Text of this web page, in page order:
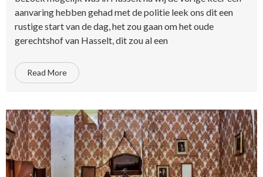
aanvaring hebben gehad met de politie leek ons dit een
rustige start van de dag, het zou gaan om het oude
gerechtshof van Hasselt, dit zou al een
Read More